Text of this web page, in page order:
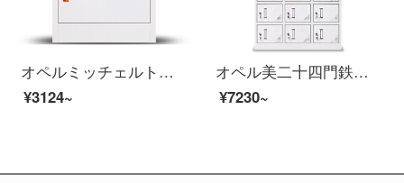
オペルミッチェルト资料棚机の下にあるイベントキャビネットのミニキャビネット。
¥3124~
オペル美二十四門鉄皮ワルドロッブ社員ロッカー0.7 MMの厚いお金
¥7230~